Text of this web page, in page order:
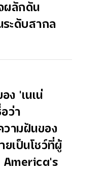
ผลักดัน
ระดับสากล
ง 'เนเน่
ว่า
วามฝันของ
ยเป็นโชว์ที่ผู้
America's